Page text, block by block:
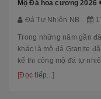
Mộ Đá hoa cương 2026
Đá Tự Nhiên NB
Trong những năm gần
khác là mộ đá Granite
kế thi công mộ đá tự
hiệ...
[Đọc tiếp...]